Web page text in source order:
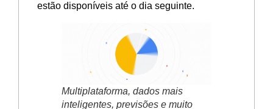
estão disponíveis até o dia seguinte.
Multiplataforma, dados mais
inteligentes, previsões e muito